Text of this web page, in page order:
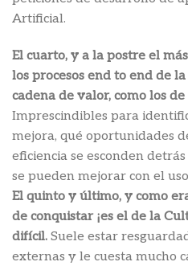
Artificial.
El cuarto, y a la postre el
los procesos end to end de
cadena de valor, como los
Imprescindibles para
mejora, qué oportunidades
eficiencia se esconden
se pueden mejorar con el
El quinto y último, y como
de conquistar ¡es el de la
difícil. Suele estar
externas y le cuesta mucho